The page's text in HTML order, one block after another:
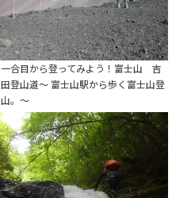
一合目から登ってみよう！富士山 吉
田登山道～ 富士山駅から歩く富士山登
山。～